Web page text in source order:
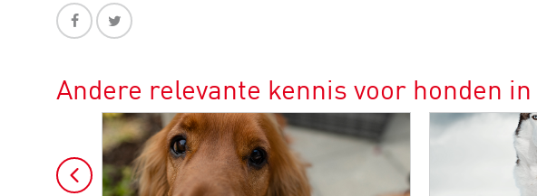
Andere relevante kennis voor honden